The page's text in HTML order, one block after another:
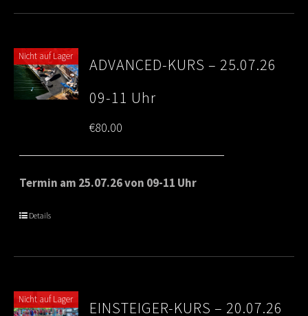
Nicht auf Lager
ADVANCED-KURS – 25.07.26
09-11 Uhr
€80.00
Termin am 25.07.26 von 09-11 Uhr
Details
Nicht auf Lager EINSTEIGER-KURS – 20.07.26